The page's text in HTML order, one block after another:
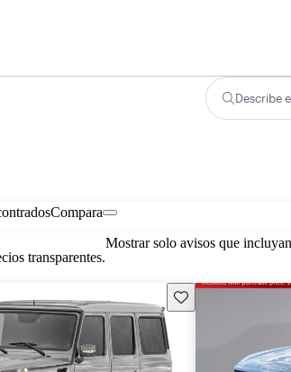
Describe
Compara
transparentes.
Mostrar solo avisos que
Guarda este Aviso